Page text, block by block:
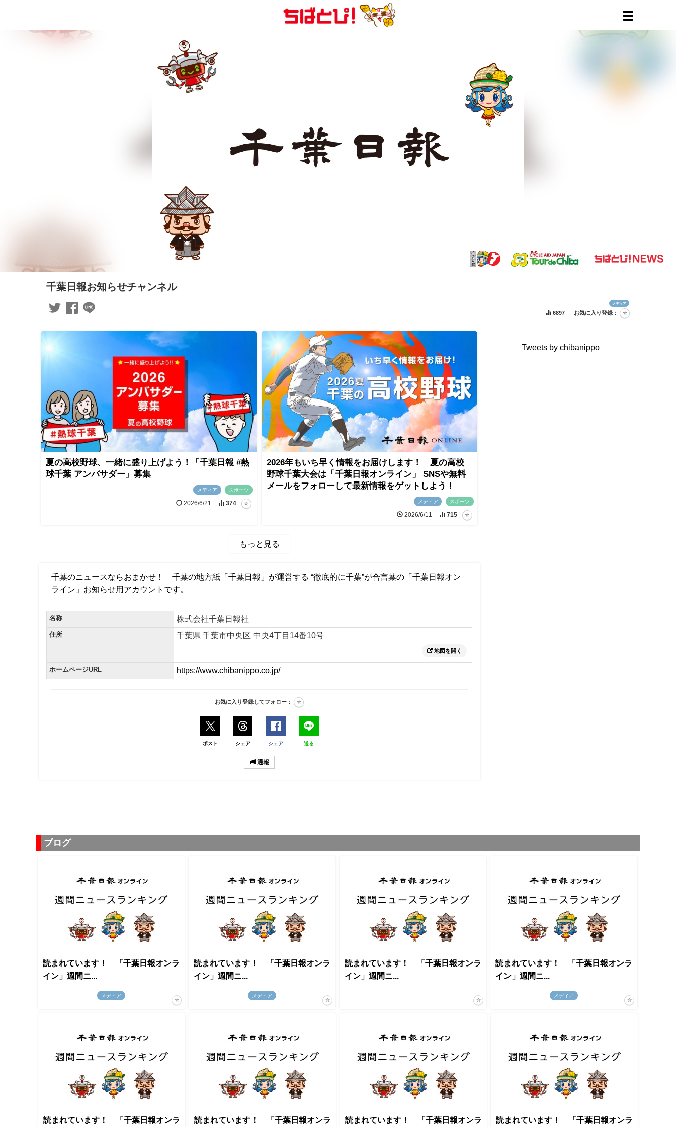
千葉日報お知らせチャンネル
メディア
6897 お気に入り登録：
夏の高校野球、一緒に盛り上げよう！「千葉日報 #熱
球千葉 アンバサダー」募集
メディア スポーツ
2026/6/21 374
2026年もいち早く情報をお届けします！ 夏の高校
野球千葉大会は「千葉日報オンライン」 SNSや無料
メールをフォローして最新情報をゲットしよう！
メディア スポーツ
2026/6/11 715
もっと見る
千葉のニュースならおまかせ！ 千葉の地方紙「千葉日報」が運営する “徹底的に千葉”が合言葉の「千葉日報オン
ライン」お知らせ用アカウントです。
名称 株式会社千葉日報社
住所 千葉県 千葉市中央区 中央4丁目14番10号
地図を開く
ホームページURL https://www.chibanippo.co.jp/
お気に入り登録してフォロー：
ポスト シェア シェア 送る
通報
Tweets by chibanippo
ブログ
読まれています！ 「千葉日報オンラ
イン」週間ニ...
メディア
読まれています！ 「千葉日報オンラ
イン」週間ニ...
メディア
読まれています！ 「千葉日報オンラ
イン」週間ニ...
読まれています！ 「千葉日報オンラ
イン」週間ニ...
メディア
読まれています！ 「千葉日報オンラ 読まれています！ 「千葉日報オンラ 読まれています！ 「千葉日報オンラ 読まれています！ 「千葉日報オンラ